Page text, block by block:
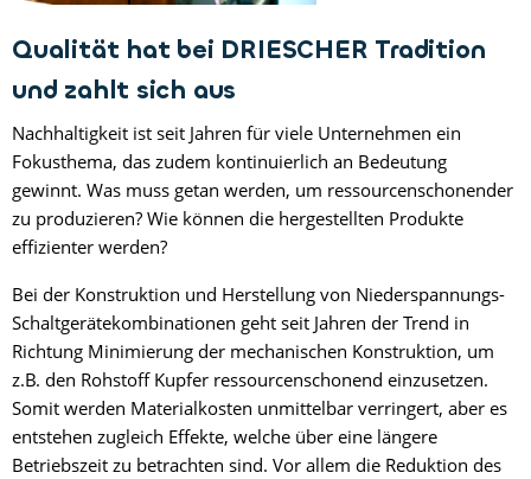
Qualität hat bei DRIESCHER Tradition
und zahlt sich aus
Nachhaltigkeit ist seit Jahren für viele Unternehmen ein
Fokusthema, das zudem kontinuierlich an Bedeutung
gewinnt. Was muss getan werden, um ressourcenschonender
zu produzieren? Wie können die hergestellten Produkte
effizienter werden?
Bei der Konstruktion und Herstellung von Niederspannungs-
Schaltgerätekombinationen geht seit Jahren der Trend in
Richtung Minimierung der mechanischen Konstruktion, um
z.B. den Rohstoff Kupfer ressourcenschonend einzusetzen.
Somit werden Materialkosten unmittelbar verringert, aber es
entstehen zugleich Effekte, welche über eine längere
Betriebszeit zu betrachten sind. Vor allem die Reduktion des